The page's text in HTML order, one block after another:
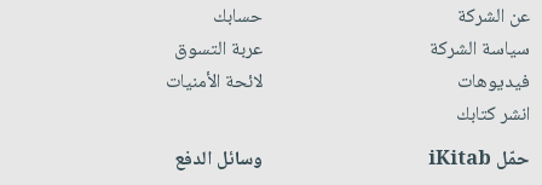
عن الشركة
سياسة الشركة
فيديوهات
انشر كتابك
حسابك
عربة التسوق
لائحة الأمنيات
حمّل iKitab وسائل الدفع